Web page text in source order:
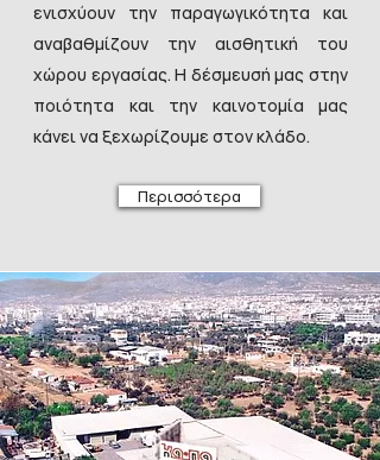
ενισχύουν την παραγωγικότητα και
αναβαθμίζουν την αισθητική του
χώρου εργασίας. Η δέσμευσή μας στην
ποιότητα και την καινοτομία μας
κάνει να ξεχωρίζουμε στον κλάδο.
Περισσότερα